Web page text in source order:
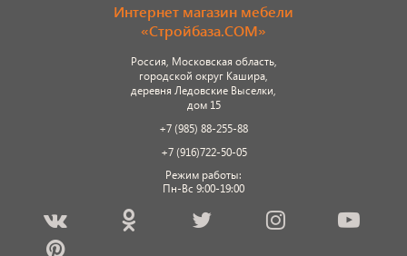
Интернет магазин мебели
«Стройбаза.COM»
Россия, Московская область,
городской округ Кашира,
деревня Ледовские Выселки,
дом 15
+7 (985) 88-255-88
+7 (916)722-50-05
Режим работы:
Пн-Вс 9:00-19:00